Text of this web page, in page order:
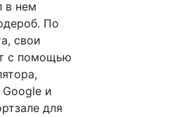
в нем
По
свои
с помощью
Google и
для